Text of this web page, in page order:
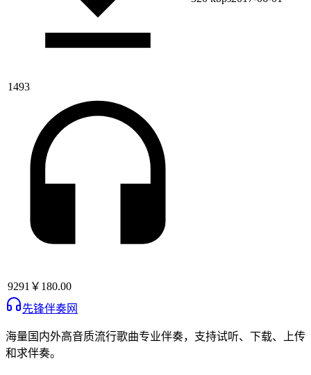
1493
9291 ￥180.00
先锋伴奏网
海量国内外高音质流行歌曲专业伴奏，支持试听、下载、上传
和求伴奏。